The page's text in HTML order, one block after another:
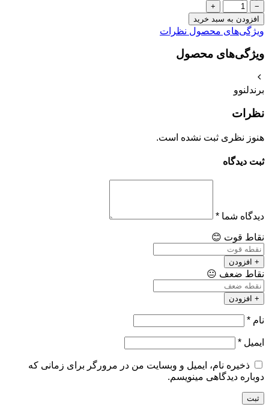
−
+
افزودن به سبد خرید
ویژگی‌های محصول نظرات
ویژگی‌های محصول
برندلنوو
نظرات
هنوز نظری ثبت نشده است.
ثبت دیدگاه
دیدگاه شما *
نقاط قوت 😊
+ افزودن
نقاط ضعف 😐
+ افزودن
نام *
ایمیل *
ذخیره نام، ایمیل و وبسایت من در مرورگر برای زمانی که
دوباره دیدگاهی مینویسم.
ثبت